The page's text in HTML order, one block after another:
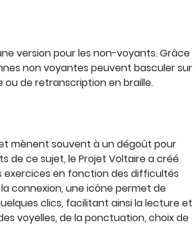
version pour les non-voyants. Grâce
non voyantes peuvent basculer sur
ou de retranscription en braille.
mènent souvent à un dégoût pour
de ce sujet, le Projet Voltaire a créé
en fonction des difficultés
connexion, une icône permet de
clics, facilitant ainsi la lecture et
voyelles, de la ponctuation, choix de